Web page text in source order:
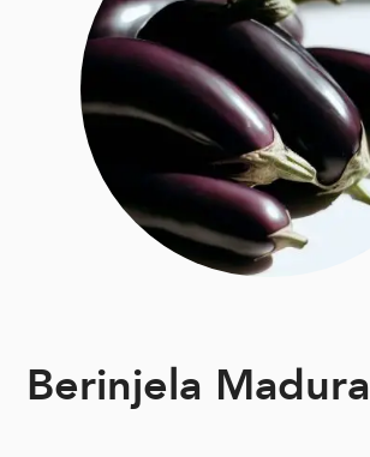
Berinjela Madura